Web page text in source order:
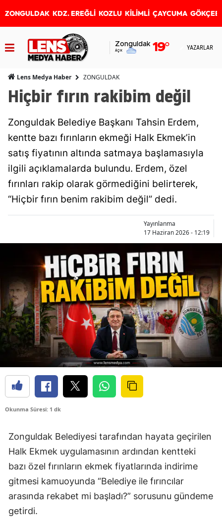
ZONGULDAK KDZ. EREĞLİ KOZLU KİLİMLİ ÇAYCUMA
Zonguldak
Açık 19° YAZARLAR
Lens Medya Haber ZONGULDAK
Hiçbir fırın rakibim değil
Zonguldak Belediye Başkanı Tahsin Erdem,
kentte bazı fırınların ekmeği Halk Ekmek’in
satış fiyatının altında satmaya başlamasıyla
ilgili açıklamalarda bulundu. Erdem, özel
fırınları rakip olarak görmediğini belirterek,
“Hiçbir fırın benim rakibim değil” dedi.
Yayınlanma
17 Haziran 2026 - 12:19
Okunma Süresi: 1 dk
Zonguldak Belediyesi tarafından hayata geçirilen
Halk Ekmek uygulamasının ardından kentteki
bazı özel fırınların ekmek fiyatlarında indirime
gitmesi kamuoyunda “Belediye ile fırıncılar
arasında rekabet mi başladı?” sorusunu gündeme
getirdi.